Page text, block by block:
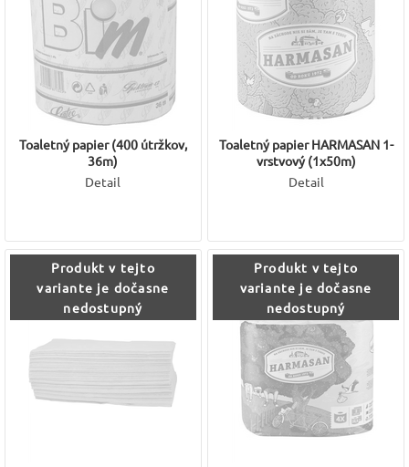
Toaletný papier (400 útržkov,
36m)
Detail
Toaletný papier HARMASAN 1-
vrstvový (1x50m)
Detail
Produkt v tejto
variante je dočasne
nedostupný
Produkt v tejto
variante je dočasne
nedostupný